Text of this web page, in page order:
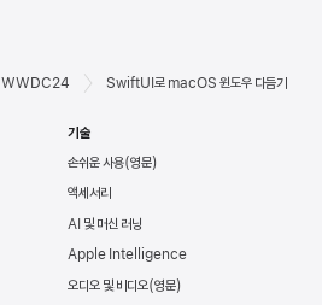
WWDC24 SwiftUI로 macOS 윈도우 다듬기
기술
손쉬운 사용
액세서리
AI 및 머신 러닝
Apple Intelligence
오디오 및 비디오